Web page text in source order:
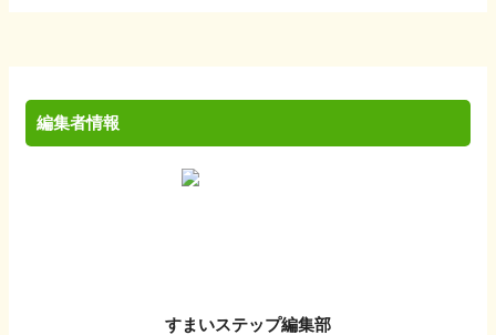
編集者情報
すまいステップ編集部